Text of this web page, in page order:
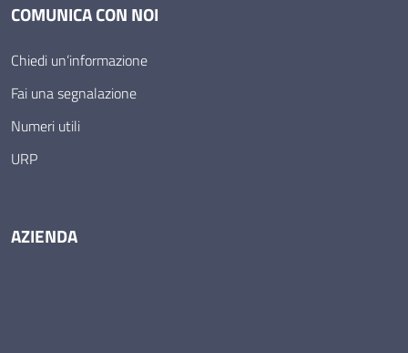
COMUNICA CON NOI
Chiedi un’informazione
Fai una segnalazione
Numeri utili
URP
AZIENDA